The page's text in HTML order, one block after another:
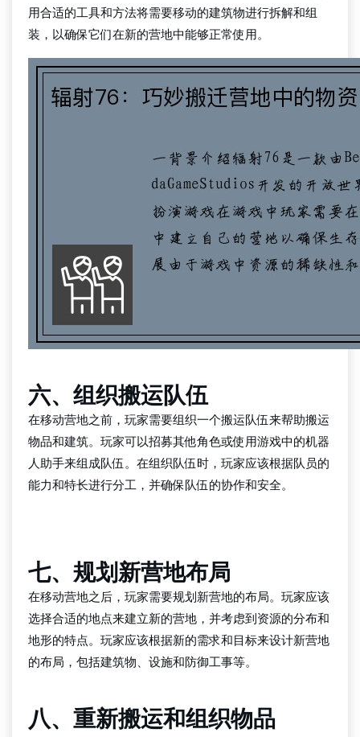
用合适的工具和方法将需要移动的建筑物进行拆解和组
装，以确保它们在新的营地中能够正常使用。
六、组织搬运队伍
在移动营地之前，玩家需要组织一个搬运队伍来帮助搬运
物品和建筑。玩家可以招募其他角色或使用游戏中的机器
人助手来组成队伍。在组织队伍时，玩家应该根据队员的
能力和特长进行分工，并确保队伍的协作和安全。
七、规划新营地布局
在移动营地之后，玩家需要规划新营地的布局。玩家应该
选择合适的地点来建立新的营地，并考虑到资源的分布和
地形的特点。玩家应该根据新的需求和目标来设计新营地
的布局，包括建筑物、设施和防御工事等。
八、重新搬运和组织物品